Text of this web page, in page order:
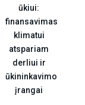
ūkiui:
finansavimas
klimatui
atspariam
derliui ir
ūkininkavimo
įrangai